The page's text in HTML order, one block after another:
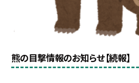
熊の目撃情報のお知らせ【続報】